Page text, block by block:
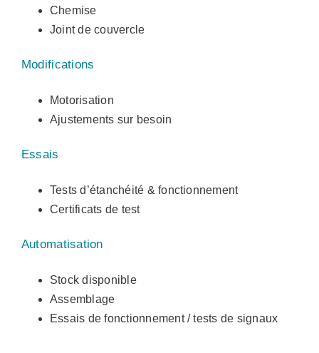
Chemise
Joint de couvercle
Modifications
Motorisation
Ajustements sur besoin
Essais
Tests d’étanchéité & fonctionnement
Certificats de test
Automatisation
Stock disponible
Assemblage
Essais de fonctionnement / tests de signaux